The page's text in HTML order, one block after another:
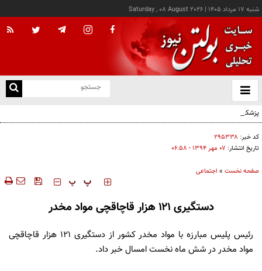
شنبه ۱۷ مرداد ۱۴۰۵ |
Saturday , 08 August 2026
باز
و
پزشکیان: خدمت بی‌منت و مشارکت مردمی، پایه حل مشکلات کشور است
کد خبر: ۲۹۵۳۳۸
تاریخ انتشار: ۰۷ مهر ۱۳۹۴ - ۰۶:۵۸
صفحه نخست » اجتماعی
‍‍‍ پ پ
دستگیری ۱۲۱ هزار قاچاقچی مواد مخدر
رئیس پلیس مبارزه با مواد مخدر کشور از دستگیری ۱۲۱ هزار قاچاقچی
مواد مخدر در شش ماه نخست امسال خبر داد.